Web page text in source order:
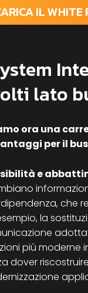
IL WHITE
lato
ora una
per il
e
che
la
più moderne
dover